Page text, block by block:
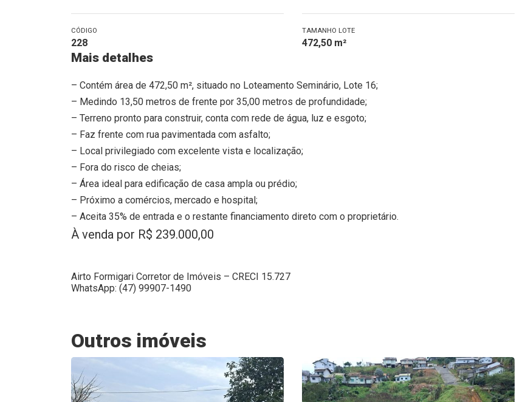
CÓDIGO
228
TAMANHO LOTE
472,50 m²
Mais detalhes
– Contém área de 472,50 m², situado no Loteamento Seminário, Lote 16;
– Medindo 13,50 metros de frente por 35,00 metros de profundidade;
– Terreno pronto para construir, conta com rede de água, luz e esgoto;
– Faz frente com rua pavimentada com asfalto;
– Local privilegiado com excelente vista e localização;
– Fora do risco de cheias;
– Área ideal para edificação de casa ampla ou prédio;
– Próximo a comércios, mercado e hospital;
– Aceita 35% de entrada e o restante financiamento direto com o proprietário.
À venda por R$ 239.000,00
Airto Formigari Corretor de Imóveis – CRECI 15.727
WhatsApp: (47) 99907-1490
Outros imóveis